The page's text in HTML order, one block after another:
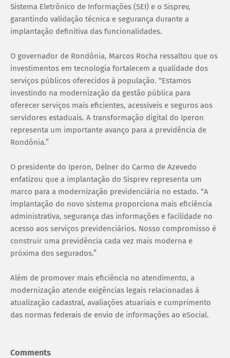
Sistema Eletrônico de Informações (SEI) e o Sisprev,
garantindo validação técnica e segurança durante a
implantação definitiva das funcionalidades.
O governador de Rondônia, Marcos Rocha ressaltou que os
investimentos em tecnologia fortalecem a qualidade dos
serviços públicos oferecidos à população. “Estamos
investindo na modernização da gestão pública para
oferecer serviços mais eficientes, acessíveis e seguros aos
servidores estaduais. A transformação digital do Iperon
representa um importante avanço para a previdência de
Rondônia.”
O presidente do Iperon, Delner do Carmo de Azevedo
enfatizou que a implantação do Sisprev representa um
marco para a modernização previdenciária no estado. “A
implantação do novo sistema proporciona mais eficiência
administrativa, segurança das informações e facilidade no
acesso aos serviços previdenciários. Nosso compromisso é
construir uma previdência cada vez mais moderna e
próxima dos segurados.”
Além de promover mais eficiência no atendimento, a
modernização atende exigências legais relacionadas à
atualização cadastral, avaliações atuariais e cumprimento
das normas federais de envio de informações ao eSocial.
Comments